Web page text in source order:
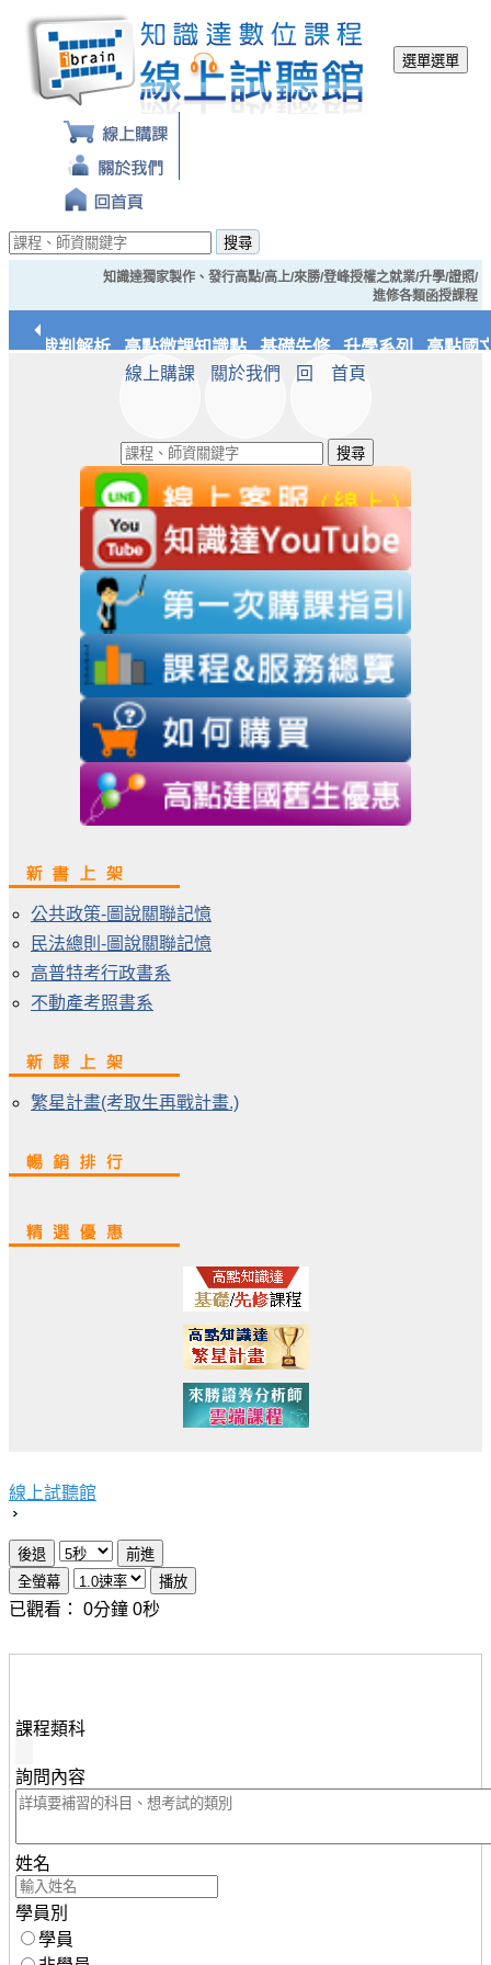
選單選單
搜尋
知識達獨家製作、發行高點/高上/來勝/登峰授權之就業/升學/證照/
進修各類函授課程
經典裁判解析 高點微課知識點 基礎先修 升學系列 高點國
知識達文化
線上購課 關於我們 回 首頁
搜尋
公共政策-圖說關聯記憶
民法總則-圖說關聯記憶
高普特考行政書系
不動產考照書系
繁星計畫(考取生再戰計畫.)
線上試聽館
已觀看： 0分鐘 0秒
課程類科
詢問內容
姓名
學員別
學員